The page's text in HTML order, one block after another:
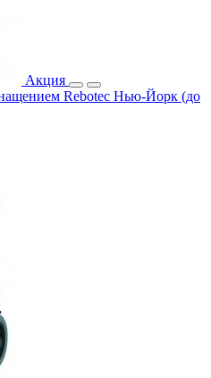
Акция
Rebotec Нью-Йорк (до